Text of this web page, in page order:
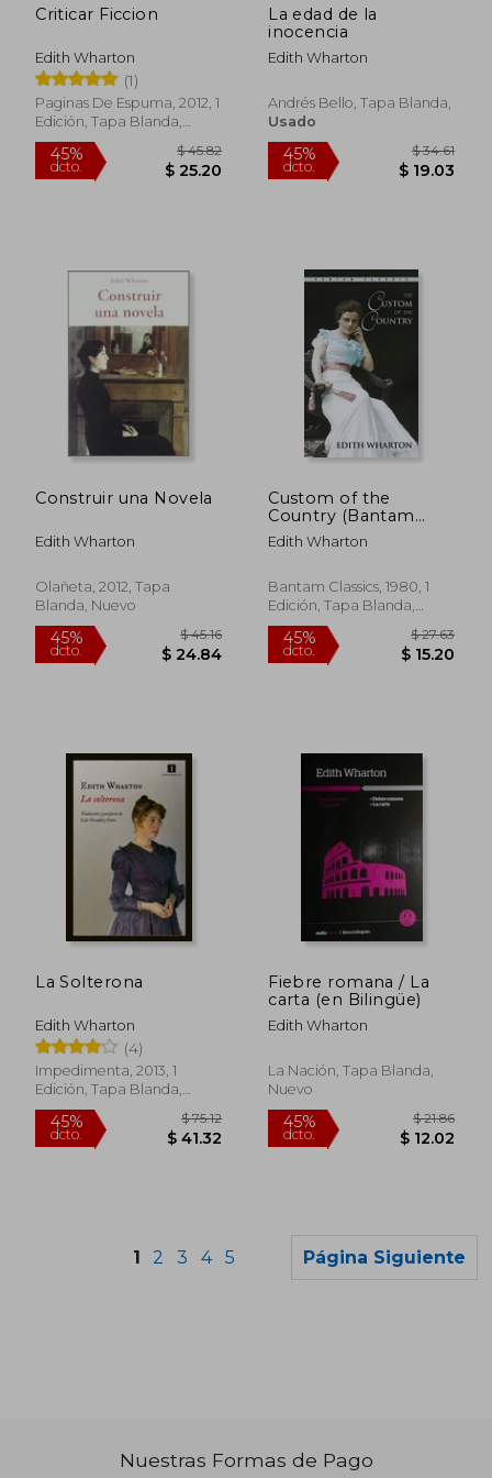
45%
dcto.
45%
dcto.
45% 40%
Criticar Ficcion
Edith Wharton
(1)
Paginas De Espuma, 2012, 1
Edición, Tapa Blanda,
Nuevo
La edad de la
inocencia
Edith Wharton
Andrés Bello, Tapa Blanda,
Usado
Construir una Novela
Edith Wharton
Olañeta, 2012, Tapa
Blanda, Nuevo
Custom of the
Country (Bantam
Classics) (en Inglés)
Edith Wharton
Bantam Classics, 1980, 1
Edición, Tapa Blanda,
Nuevo
La Solterona
Edith Wharton
(4)
Impedimenta, 2013, 1
Edición, Tapa Blanda,
Nuevo
Fiebre romana / La
carta (en Bilingüe)
Edith Wharton
La Nación, Tapa Blanda,
Nuevo
1 2 3 4 5 Página Siguiente
Nuestras Formas de Pago